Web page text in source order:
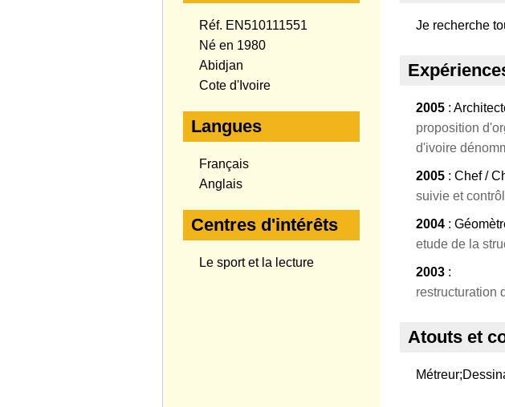
Réf. EN510111551
Né en 1980
Abidjan
Cote d'Ivoire
Langues
Français
Anglais
Centres d'intérêts
Le sport et la lecture
Je recherche
2005 :
proposition
d'ivoire
2005 : Chef /
suivie et
2004 :
etude de la
2003 :
restructuration
Atouts et